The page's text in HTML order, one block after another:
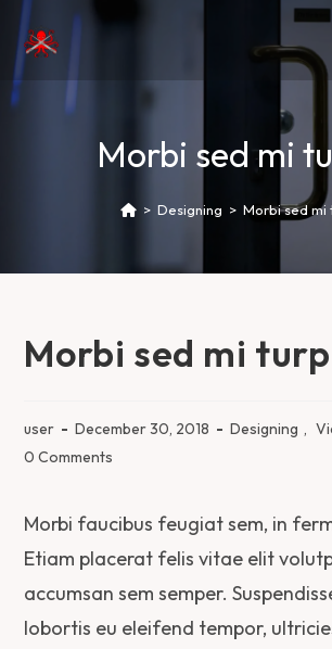
Morbi sed mi
> Designing > Morbi sed mi
Morbi sed mi
user December 30, 2018 Designing ,
0 Comments
Morbi faucibus feugiat sem, in
Etiam placerat felis vitae elit
accumsan sem semper.
lobortis eu eleifend tempor,